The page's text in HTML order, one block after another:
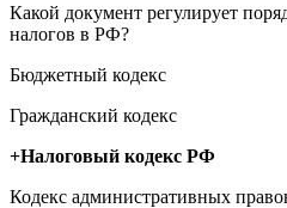
Какой документ регулирует
налогов в РФ?
Бюджетный кодекс
Гражданский кодекс
+Налоговый кодекс РФ
Кодекс административных